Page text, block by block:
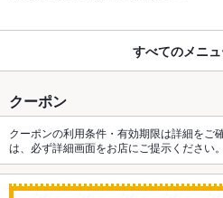
すべてのメニ
クーポン
クーポンの利用条件・有効期限は詳細をご
は、必ず詳細画面をお店にご提示ください。